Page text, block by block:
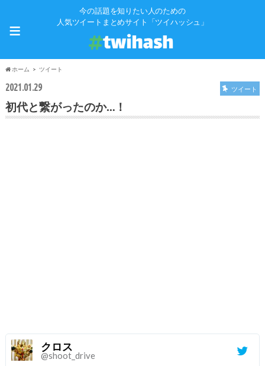
今の話題を知りたい人のための
人気ツイートまとめサイト「ツイハッシュ」
≡
ホーム ツイート
2021.01.29 ツイート
初代と繋がったのか…！
クロス
@shoot_drive